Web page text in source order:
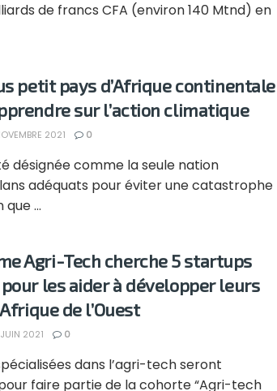
de francs CFA (environ 140 Mtnd) en
petit pays d’Afrique continentale
sur l’action climatique
2021 0
désignée comme la seule nation
adéquats pour éviter une catastrophe
...
Agri-Tech cherche 5 startups
les aider à développer leurs
de l’Ouest
2021 0
dans l’agri-tech seront
faire partie de la cohorte “Agri-tech